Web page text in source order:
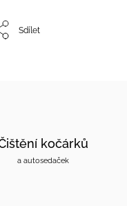
Sdílet
kočárků
a autosedaček